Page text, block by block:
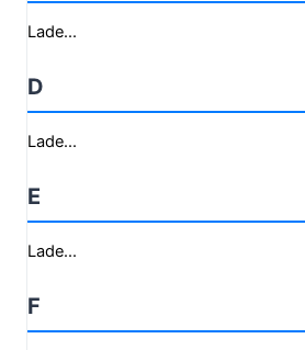
Lade...
D
Lade...
E
Lade...
F